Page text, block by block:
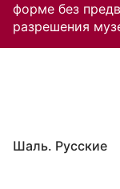
форме без
разрешения
Шаль. Русские